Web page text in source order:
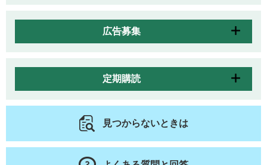
広告募集
定期購読
見つからないときは